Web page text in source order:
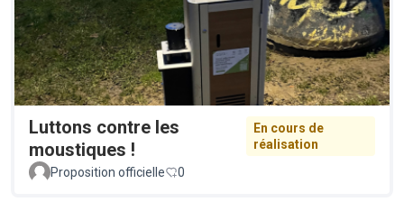
Luttons contre les
moustiques !
En cours de
réalisation
Proposition officielle
0